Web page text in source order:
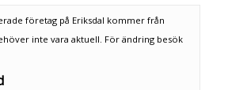
företag på Eriksdal kommer från
inte vara aktuell. För ändring besök